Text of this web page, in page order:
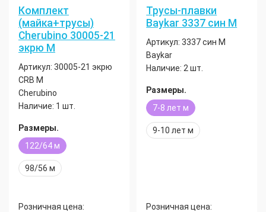
Комплект
(майка+трусы)
Cherubino 30005-21
экрю М
Артикул: 30005-21 экрю
CRB М
Cherubino
Наличие: 1 шт.
Размеры.
122/64 м
98/56 м
Розничная цена:
Трусы-плавки
Baykar 3337 син М
Артикул: 3337 син М
Baykar
Наличие: 2 шт.
Размеры.
7-8 лет м
9-10 лет м
Розничная цена: